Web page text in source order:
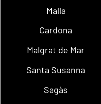
Malla
Cardona
Malgrat de Mar
Santa Susanna
Sagàs